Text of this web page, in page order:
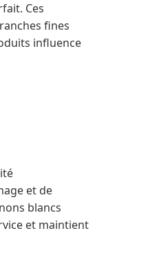
Ces
fines
influence
et de
blancs
et maintient